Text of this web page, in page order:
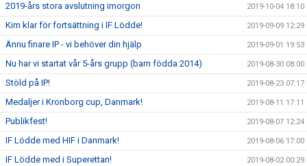
2019-års stora avslutning imorgon 2019-10-04 18:10
Kim klar för fortsättning i IF Lödde! 2019-09-09 12:29
Ännu finare IP - vi behöver din hjälp 2019-09-01 19:53
Nu har vi startat vår 5-års grupp (barn födda 2014) 2019-08-30 08:00
Stöld på IP! 2019-08-23 07:17
Medaljer i Kronborg cup, Danmark! 2019-08-11 17:11
Publikfest! 2019-08-07 12:24
IF Lödde med HIF i Danmark! 2019-08-06 17:00
IF Lödde med i Superettan! 2019-08-02 00:29